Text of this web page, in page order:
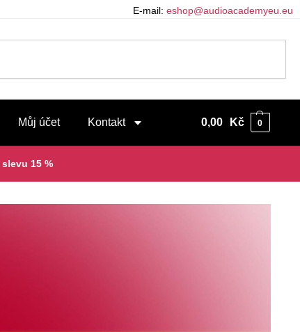
E-mail: eshop@audioacademyeu.eu
Můj účet Kontakt 0,00 Kč 0
slevu 15 %